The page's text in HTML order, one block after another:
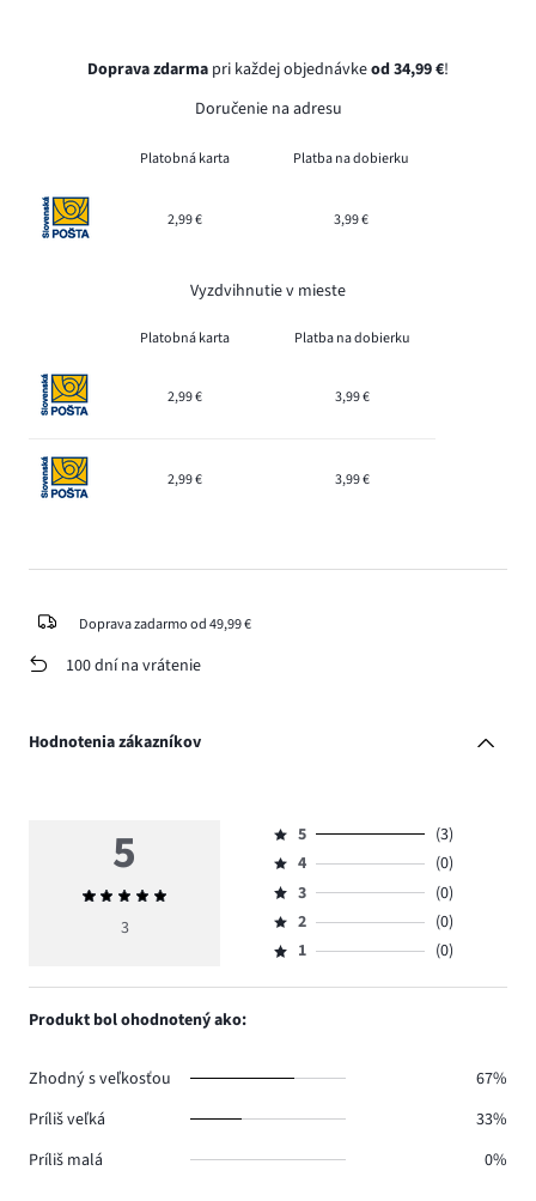
Doprava zdarma pri každej objednávkeod 34,99 €!
Doručenie na adresu
Platobná karta Platba na dobierku
2,99 € 3,99 €
Vyzdvihnutie v mieste
Platobná karta Platba na dobierku
2,99 € 3,99 €
2,99 € 3,99 €
Doprava zadarmo od 49,99 €
100 dní na vrátenie
Hodnotenia zákazníkov
5
Priemerné
hodnotenie
3
Hodnotenie
5,
počet
hlasov
3.
5
(3)
Hodnotenie
4,
počet
hlasov
4
(0)
Hodnotenie
3,
počet
3
(0)
Hodnotenie
2,
2
(0)
Hodnotenie
1,
1 (0)
Produkt bol ohodnotený ako:
Zhodný s veľkosťou
67%
Príliš veľká
33%
Príliš malá
0%